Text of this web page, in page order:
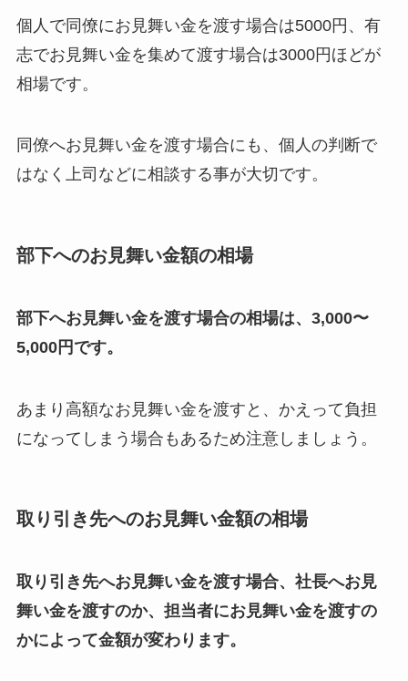
個人で同僚にお見舞い金を渡す場合は5000円、有
志でお見舞い金を集めて渡す場合は3000円ほどが
相場です。
同僚へお見舞い金を渡す場合にも、個人の判断で
はなく上司などに相談する事が大切です。
部下へのお見舞い金額の相場
部下へお見舞い金を渡す場合の相場は、3,000〜
5,000円です。
あまり高額なお見舞い金を渡すと、かえって負担
になってしまう場合もあるため注意しましょう。
取り引き先へのお見舞い金額の相場
取り引き先へお見舞い金を渡す場合、社長へお見
舞い金を渡すのか、担当者にお見舞い金を渡すの
かによって金額が変わります。